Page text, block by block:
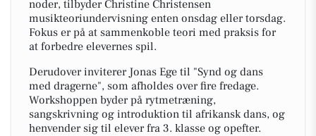
noder, tilbyder Christine Christensen
musikteoriundervisning enten onsdag eller torsdag.
Fokus er på at sammenkoble teori med praksis for
at forbedre elevernes spil.
Derudover inviterer Jonas Ege til "Synd og dans
med dragerne", som afholdes over fire fredage.
Workshoppen byder på rytmetræning,
sangskrivning og introduktion til afrikansk dans, og
henvender sig til elever fra 3. klasse og opefter.